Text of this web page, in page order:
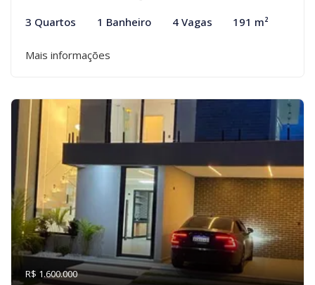
3 Quartos 1 Banheiro 4 Vagas 191 m²
Mais informações
R$ 1.600.000